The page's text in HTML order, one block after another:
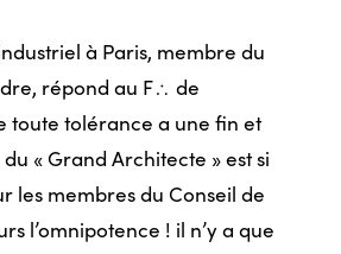
à Paris, membre du
répond au F/ de
toute tolérance a une fin et
« Grand Architecte » est si
les membres du Conseil de
l’omnipotence ! il n’y a que